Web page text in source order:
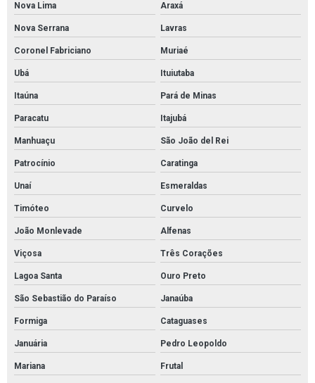
Tubos de aço carbono valor
Tubos e conexões de cobre
Válvula globo
Válvula globo em aço inox
Válvulas de segurança
Válvulas de segurança e alívio
Válvulas de segurança pressão
Válvulas em aço inox
Válvulas esfera
Válvulas esfera de aço inox
Válvulas reguladoras de alta pressão
Válvulas reguladoras de pressão água
Válvula esfera com atuador pneumático
Nova Lima Araxá
Nova Serrana Lavras
Coronel Fabriciano Muriaé
Ubá Ituiutaba
Itaúna Pará de Minas
Paracatu Itajubá
Manhuaçu São João del Rei
Patrocínio Caratinga
Unaí Esmeraldas
Timóteo Curvelo
João Monlevade Alfenas
Viçosa Três Corações
Lagoa Santa Ouro Preto
São Sebastião do Paraíso Janaúba
Formiga Cataguases
Januária Pedro Leopoldo
Mariana Frutal